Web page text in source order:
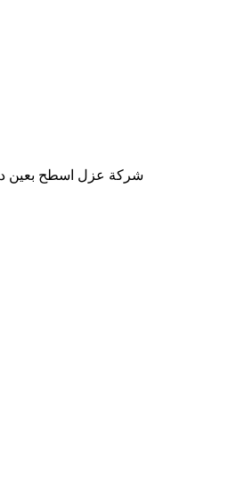
شركة عزل اسطح بعين